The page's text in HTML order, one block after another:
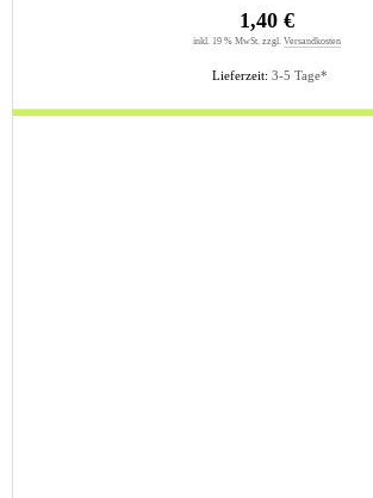
Lieferzeit: 3-5 Tage*
1,40 €
inkl. 19 % MwSt. zzgl. Versandkosten